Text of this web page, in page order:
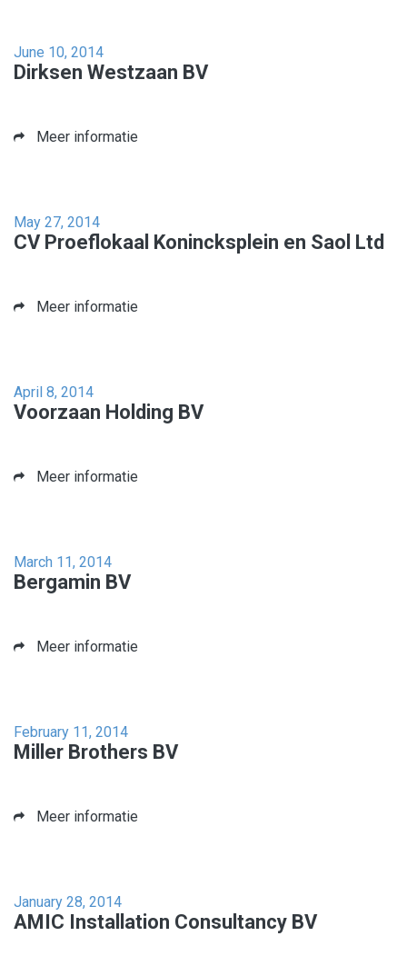
June 10, 2014
Dirksen Westzaan BV
Meer informatie
May 27, 2014
CV Proeflokaal Konincksplein en Saol Ltd
Meer informatie
April 8, 2014
Voorzaan Holding BV
Meer informatie
March 11, 2014
Bergamin BV
Meer informatie
February 11, 2014
Miller Brothers BV
Meer informatie
January 28, 2014
AMIC Installation Consultancy BV